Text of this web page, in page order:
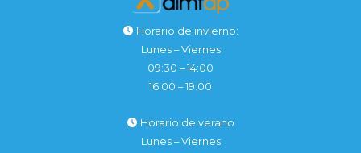
Horario de invierno:
Lunes – Viernes
09:30 – 14:00
16:00 – 19:00
Horario de verano
Lunes – Viernes